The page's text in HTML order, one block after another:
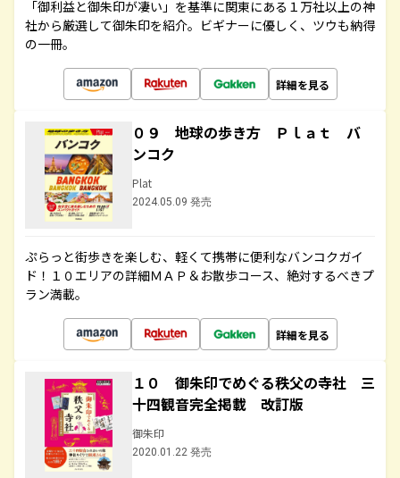
「御利益と御朱印が凄い」を基準に関東にある１万社以上の神
社から厳選して御朱印を紹介。ビギナーに優しく、ツウも納得
の一冊。
詳細を見る
０９ 地球の歩き方 Ｐｌａｔ バ
ンコク
Plat
2024.05.09 発売
ぷらっと街歩きを楽しむ、軽くて携帯に便利なバンコクガイ
ド！１０エリアの詳細ＭＡＰ＆お散歩コース、絶対するべきプ
ラン満載。
詳細を見る
１０ 御朱印でめぐる秩父の寺社 三
十四観音完全掲載 改訂版
御朱印
2020.01.22 発売